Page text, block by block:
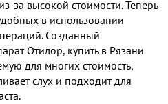
за высокой стоимости. Теперь
в использовании
Созданный
Отилор, купить в Рязани
для многих стоимость,
слух и подходит для